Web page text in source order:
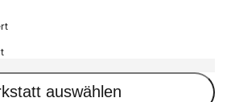
auswählen